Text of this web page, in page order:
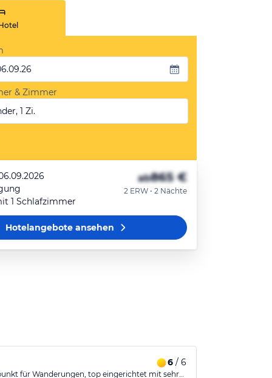
& Zimmer
1 Zi.
1 Schlafzimmer
ab865 €
2 ERW • 2 Nächte
Hotelangeboteansehen
6 / 6
für Wanderungen, top eingerichtet mit sehr…